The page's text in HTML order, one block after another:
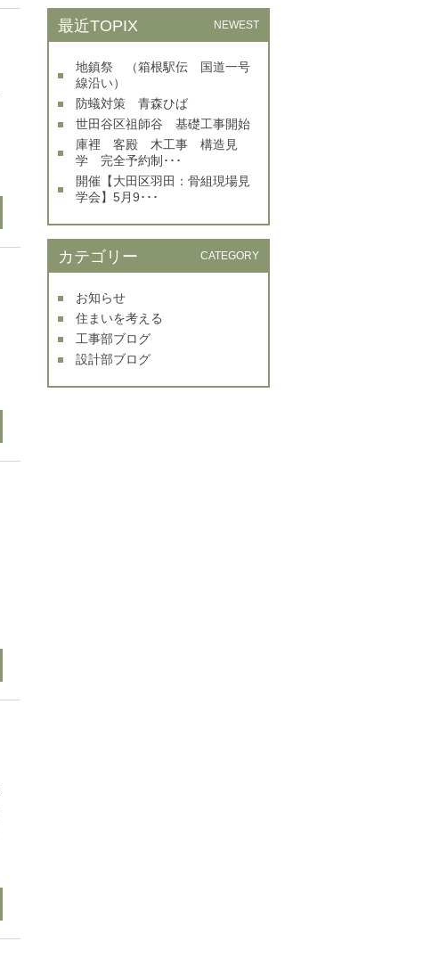
最近TOPIX NEWEST
地鎮祭 （箱根駅伝 国道一号
線沿い）
防蟻対策 青森ひば
世田谷区祖師谷 基礎工事開始
庫裡 客殿 木工事 構造見
学 完全予約制･･･
開催【大田区羽田：骨組現場見
学会】5月9･･･
カテゴリー CATEGORY
お知らせ
住まいを考える
工事部ブログ
設計部ブログ